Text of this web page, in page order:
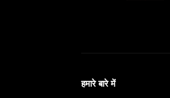
हमारे बारे में